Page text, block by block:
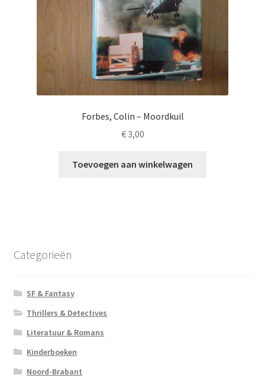
Forbes, Colin – Moordkuil
€3,00
Toevoegen aan winkelwagen
Categorieën
SF & Fantasy
Thrillers & Detectives
Literatuur & Romans
Kinderboeken
Noord-Brabant